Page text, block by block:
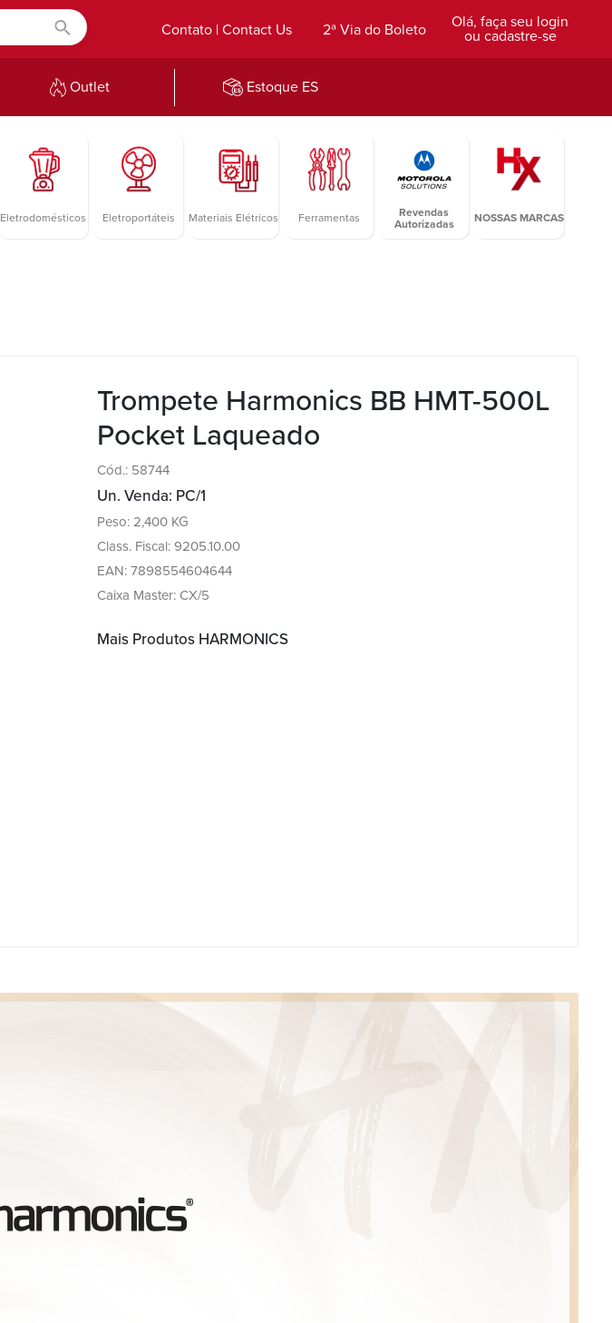
Olá, faça seu login
ou cadastre-se
2ª Via do Boleto
Contato | Contact Us
Outlet Estoque ES
Eletrodomésticos Eletroportáteis Materiais Elétricos Ferramentas
Revendas
Autorizadas
NOSSAS MARCAS
Trompete Harmonics BB HMT-500L
Pocket Laqueado
Cód.: 58744
Un. Venda: PC/1
Peso: 2,400 KG
Class. Fiscal: 9205.10.00
EAN: 7898554604644
Caixa Master: CX/5
Mais Produtos HARMONICS